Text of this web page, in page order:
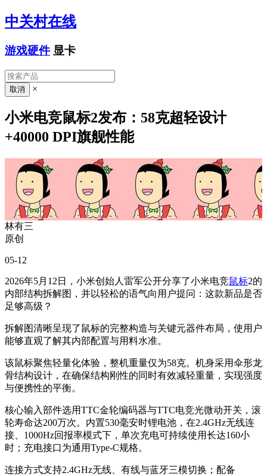
中关村在线
游戏硬件 显卡
×
小米电竞鼠标2发布：58克超轻设计
+40000 DPI旗舰性能
林有三
原创
05-12
2026年5月12日，小米创始人雷军公开分享了小米电竞鼠标2的
内部结构拆解图，并以轻松的语气向用户提问：这款新品是否
足够高级？
拆解图清晰呈现了鼠标的完整构造与关键元器件布局，使用户
能够直观了解其内部配置与用料水准。
该鼠标聚焦轻量化体验，整机重量仅为58克。机身采用伞形龙
骨结构设计，在确保结构刚性的同时有效减轻重量，实现强度
与便携性的平衡。
核心输入部件选用TTC金轮编码器与TTC电竞光微动开关，滚
轮寿命达200万次。内置530毫安时锂电池，在2.4GHz无线连
接、1000Hz回报率模式下，单次充电可持续使用长达160小
时；充电接口为通用Type-C规格。
连接方式支持2.4GHz无线、有线与蓝牙三模切换；配备